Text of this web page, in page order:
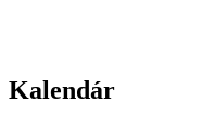
Kalendár